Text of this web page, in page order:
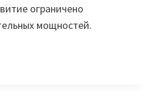
ограничено
мощностей.